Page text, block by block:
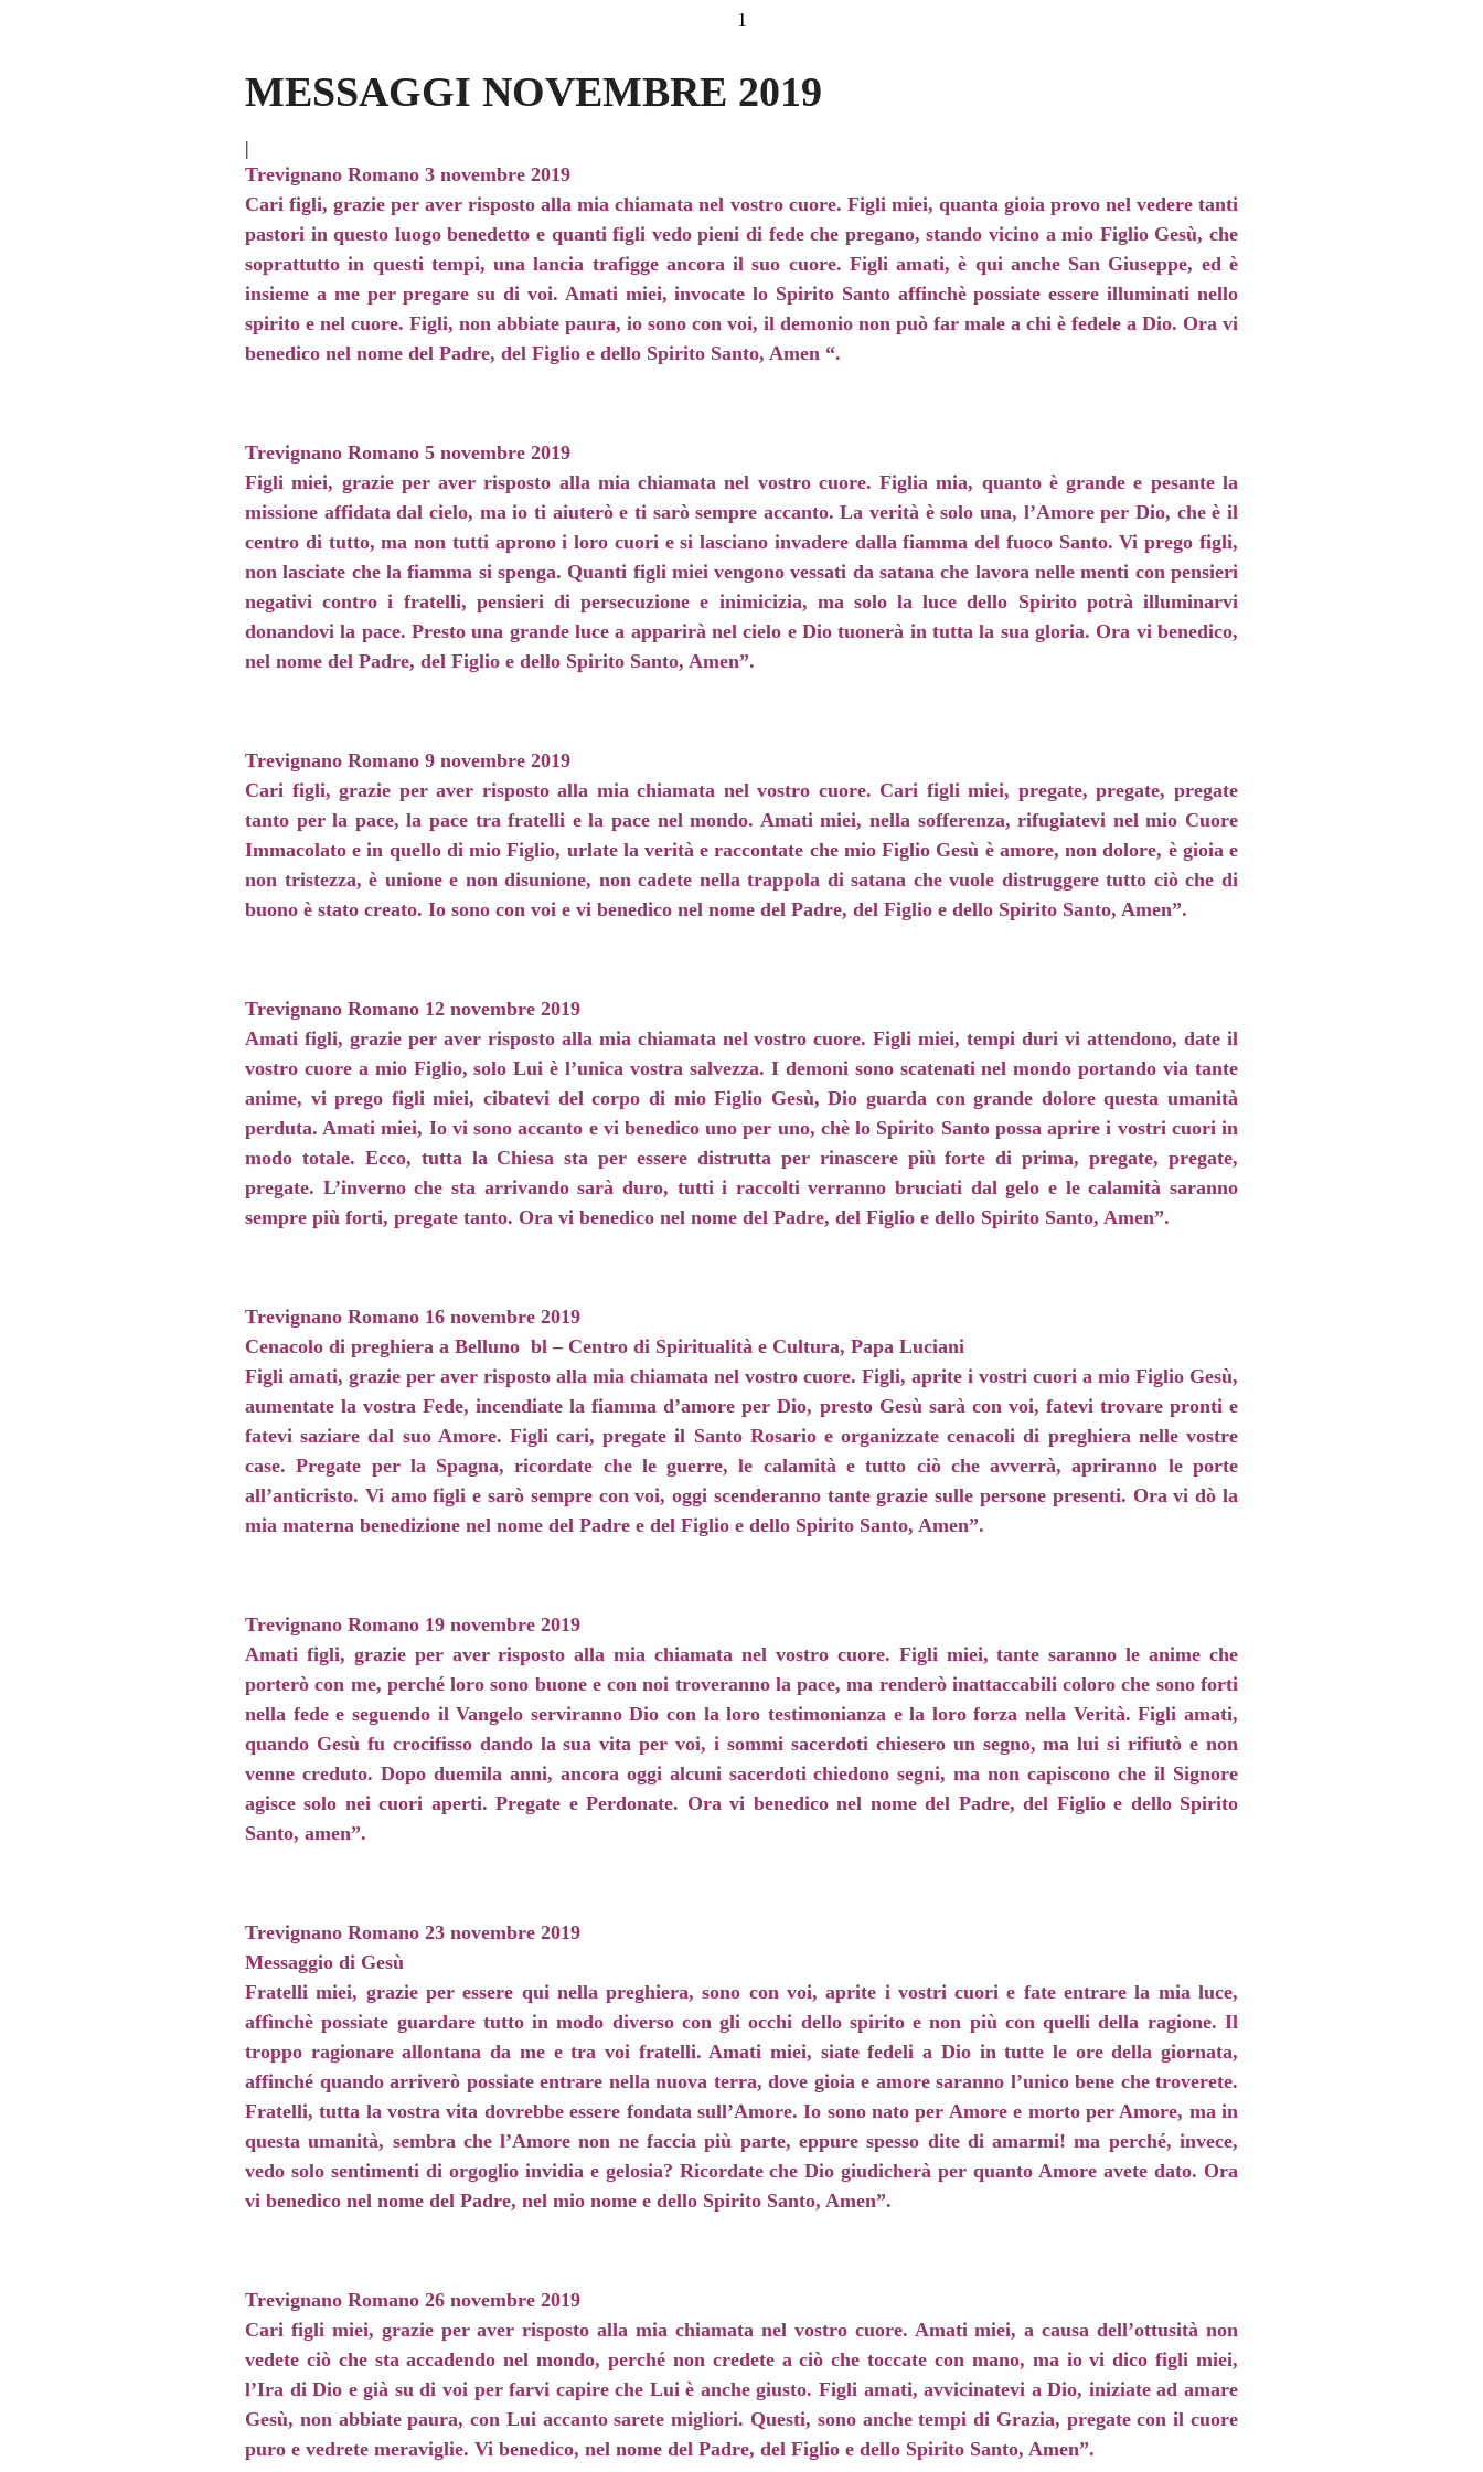
1
MESSAGGI NOVEMBRE 2019
|
Trevignano Romano 3 novembre 2019
Cari figli, grazie per aver risposto alla mia chiamata nel vostro cuore. Figli miei, quanta gioia provo nel vedere tanti
pastori in questo luogo benedetto e quanti figli vedo pieni di fede che pregano, stando vicino a mio Figlio Gesù, che
soprattutto in questi tempi, una lancia trafigge ancora il suo cuore. Figli amati, è qui anche San Giuseppe, ed è
insieme a me per pregare su di voi. Amati miei, invocate lo Spirito Santo affinchè possiate essere illuminati nello
spirito e nel cuore. Figli, non abbiate paura, io sono con voi, il demonio non può far male a chi è fedele a Dio. Ora vi
benedico nel nome del Padre, del Figlio e dello Spirito Santo, Amen “.
Trevignano Romano 5 novembre 2019
Figli miei, grazie per aver risposto alla mia chiamata nel vostro cuore. Figlia mia, quanto è grande e pesante la
missione affidata dal cielo, ma io ti aiuterò e ti sarò sempre accanto. La verità è solo una, l’Amore per Dio, che è il
centro di tutto, ma non tutti aprono i loro cuori e si lasciano invadere dalla fiamma del fuoco Santo. Vi prego figli,
non lasciate che la fiamma si spenga. Quanti figli miei vengono vessati da satana che lavora nelle menti con pensieri
negativi contro i fratelli, pensieri di persecuzione e inimicizia, ma solo la luce dello Spirito potrà illuminarvi
donandovi la pace. Presto una grande luce a apparirà nel cielo e Dio tuonerà in tutta la sua gloria. Ora vi benedico,
nel nome del Padre, del Figlio e dello Spirito Santo, Amen”.
Trevignano Romano 9 novembre 2019
Cari figli, grazie per aver risposto alla mia chiamata nel vostro cuore. Cari figli miei, pregate, pregate, pregate
tanto per la pace, la pace tra fratelli e la pace nel mondo. Amati miei, nella sofferenza, rifugiatevi nel mio Cuore
Immacolato e in quello di mio Figlio, urlate la verità e raccontate che mio Figlio Gesù è amore, non dolore, è gioia e
non tristezza, è unione e non disunione, non cadete nella trappola di satana che vuole distruggere tutto ciò che di
buono è stato creato. Io sono con voi e vi benedico nel nome del Padre, del Figlio e dello Spirito Santo, Amen”.
Trevignano Romano 12 novembre 2019
Amati figli, grazie per aver risposto alla mia chiamata nel vostro cuore. Figli miei, tempi duri vi attendono, date il
vostro cuore a mio Figlio, solo Lui è l’unica vostra salvezza. I demoni sono scatenati nel mondo portando via tante
anime, vi prego figli miei, cibatevi del corpo di mio Figlio Gesù, Dio guarda con grande dolore questa umanità
perduta. Amati miei, Io vi sono accanto e vi benedico uno per uno, chè lo Spirito Santo possa aprire i vostri cuori in
modo totale. Ecco, tutta la Chiesa sta per essere distrutta per rinascere più forte di prima, pregate, pregate,
pregate. L’inverno che sta arrivando sarà duro, tutti i raccolti verranno bruciati dal gelo e le calamità saranno
sempre più forti, pregate tanto. Ora vi benedico nel nome del Padre, del Figlio e dello Spirito Santo, Amen”.
Trevignano Romano 16 novembre 2019
Cenacolo di preghiera a Belluno bl – Centro di Spiritualità e Cultura, Papa Luciani
Figli amati, grazie per aver risposto alla mia chiamata nel vostro cuore. Figli, aprite i vostri cuori a mio Figlio Gesù,
aumentate la vostra Fede, incendiate la fiamma d’amore per Dio, presto Gesù sarà con voi, fatevi trovare pronti e
fatevi saziare dal suo Amore. Figli cari, pregate il Santo Rosario e organizzate cenacoli di preghiera nelle vostre
case. Pregate per la Spagna, ricordate che le guerre, le calamità e tutto ciò che avverrà, apriranno le porte
all’anticristo. Vi amo figli e sarò sempre con voi, oggi scenderanno tante grazie sulle persone presenti. Ora vi dò la
mia materna benedizione nel nome del Padre e del Figlio e dello Spirito Santo, Amen”.
Trevignano Romano 19 novembre 2019
Amati figli, grazie per aver risposto alla mia chiamata nel vostro cuore. Figli miei, tante saranno le anime che
porterò con me, perché loro sono buone e con noi troveranno la pace, ma renderò inattaccabili coloro che sono forti
nella fede e seguendo il Vangelo serviranno Dio con la loro testimonianza e la loro forza nella Verità. Figli amati,
quando Gesù fu crocifisso dando la sua vita per voi, i sommi sacerdoti chiesero un segno, ma lui si rifiutò e non
venne creduto. Dopo duemila anni, ancora oggi alcuni sacerdoti chiedono segni, ma non capiscono che il Signore
agisce solo nei cuori aperti. Pregate e Perdonate. Ora vi benedico nel nome del Padre, del Figlio e dello Spirito
Santo, amen”.
Trevignano Romano 23 novembre 2019
Messaggio di Gesù
Fratelli miei, grazie per essere qui nella preghiera, sono con voi, aprite i vostri cuori e fate entrare la mia luce,
affìnchè possiate guardare tutto in modo diverso con gli occhi dello spirito e non più con quelli della ragione. Il
troppo ragionare allontana da me e tra voi fratelli. Amati miei, siate fedeli a Dio in tutte le ore della giornata,
affinché quando arriverò possiate entrare nella nuova terra, dove gioia e amore saranno l’unico bene che troverete.
Fratelli, tutta la vostra vita dovrebbe essere fondata sull’Amore. Io sono nato per Amore e morto per Amore, ma in
questa umanità, sembra che l’Amore non ne faccia più parte, eppure spesso dite di amarmi! ma perché, invece,
vedo solo sentimenti di orgoglio invidia e gelosia? Ricordate che Dio giudicherà per quanto Amore avete dato. Ora
vi benedico nel nome del Padre, nel mio nome e dello Spirito Santo, Amen”.
Trevignano Romano 26 novembre 2019
Cari figli miei, grazie per aver risposto alla mia chiamata nel vostro cuore. Amati miei, a causa dell’ottusità non
vedete ciò che sta accadendo nel mondo, perché non credete a ciò che toccate con mano, ma io vi dico figli miei,
l’Ira di Dio e già su di voi per farvi capire che Lui è anche giusto. Figli amati, avvicinatevi a Dio, iniziate ad amare
Gesù, non abbiate paura, con Lui accanto sarete migliori. Questi, sono anche tempi di Grazia, pregate con il cuore
puro e vedrete meraviglie. Vi benedico, nel nome del Padre, del Figlio e dello Spirito Santo, Amen”.